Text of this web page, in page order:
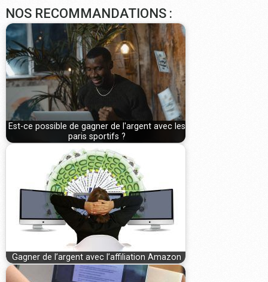
NOS RECOMMANDATIONS :
Est-ce possible de gagner de l'argent avec les
paris sportifs ?
Gagner de l’argent avec l’affiliation Amazon